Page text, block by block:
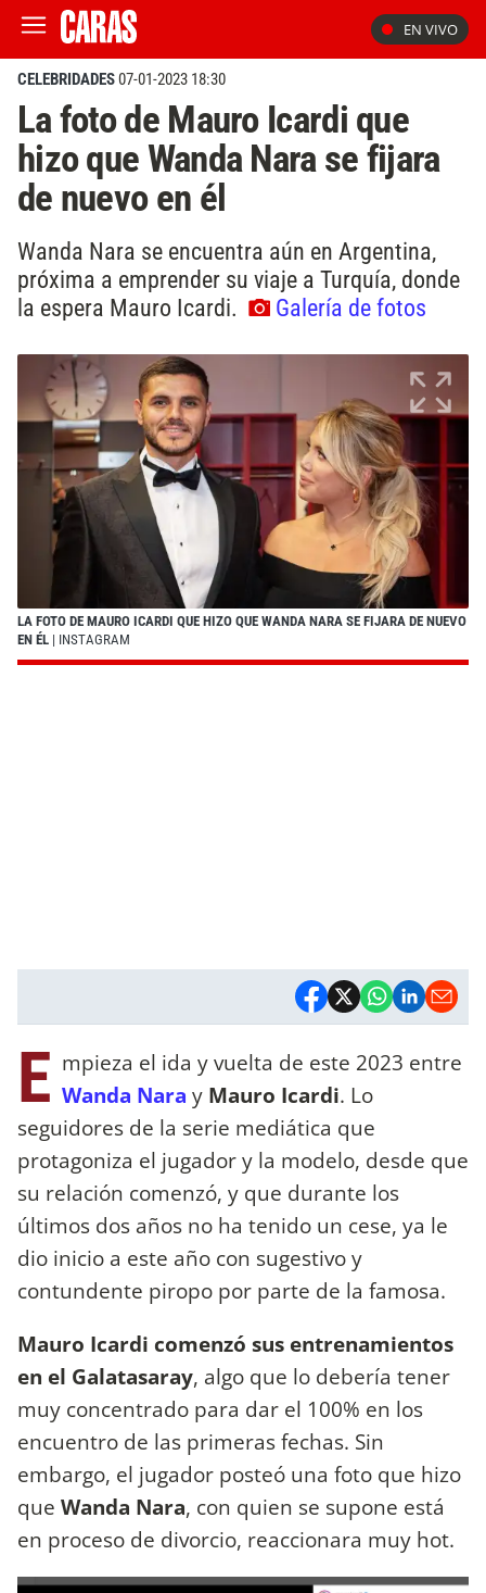
EN VIVO
CELEBRIDADES07-01-2023 18:30
La foto de Mauro Icardi que
hizo que Wanda Nara se fijara
de nuevo en él
Wanda Nara se encuentra aún en Argentina,
próxima a emprender su viaje a Turquía, donde
la espera Mauro Icardi.
Galería de fotos
LA FOTO DE MAURO ICARDI QUE HIZO QUE WANDA NARA SE FIJARA DE NUEVO
EN ÉL | INSTAGRAM
E mpieza el ida y vuelta de este 2023 entre
Wanda Nara y Mauro Icardi. Lo
seguidores de la serie mediática que
protagoniza el jugador y la modelo, desde que
su relación comenzó, y que durante los
últimos dos años no ha tenido un cese, ya le
dio inicio a este año con sugestivo y
contundente piropo por parte de la famosa.
Mauro Icardi comenzó sus entrenamientos
en el Galatasaray, algo que lo debería tener
muy concentrado para dar el 100% en los
encuentro de las primeras fechas. Sin
embargo, el jugador posteó una foto que hizo
que Wanda Nara, con quien se supone está
en proceso de divorcio, reaccionara muy hot.